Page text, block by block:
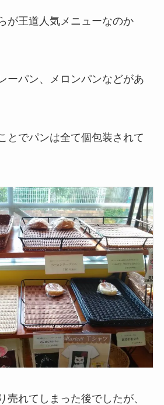
が王道人気メニューなのか
ーパン、メロンパンなどがあ
とでパンは全て個包装されて
売れてしまった後でしたが、